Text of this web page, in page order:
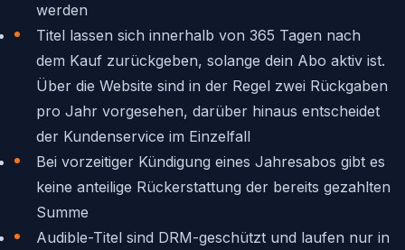
werden
Titel lassen sich innerhalb von 365 Tagen nach
dem Kauf zurückgeben, solange dein Abo aktiv ist.
Über die Website sind in der Regel zwei Rückgaben
pro Jahr vorgesehen, darüber hinaus entscheidet
der Kundenservice im Einzelfall
Bei vorzeitiger Kündigung eines Jahresabos gibt es
keine anteilige Rückerstattung der bereits gezahlten
Summe
Audible-Titel sind DRM-geschützt und laufen nur in